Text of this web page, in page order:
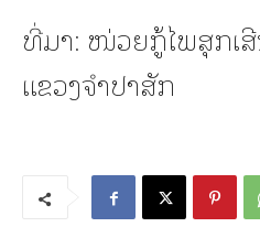
ທີ່ມາ: ໜ່ວຍກູ້ໄພສຸກເ
ແຂວງຈໍາປາສັກ